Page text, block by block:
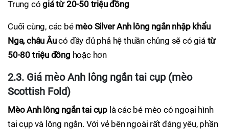
Trung cógiá từ 20-50 triệu đồng
Cuối cùng, các bé mèo Silver Anh lông ngắn nhập khẩu
Nga, châu Âucó đầy đủ phả hệ thuần chủng sẽ có giá từ
50-80 triệu đồng hoặc hơn
2.3. Giá mèo Anh lông ngắn tai cụp (mèo
Scottish Fold)
Mèo Anh lông ngắn tai cụp là các bé mèo có ngoại hình
tai cụp và lông ngắn. Với vẻ bên ngoài rất đáng yêu, phần